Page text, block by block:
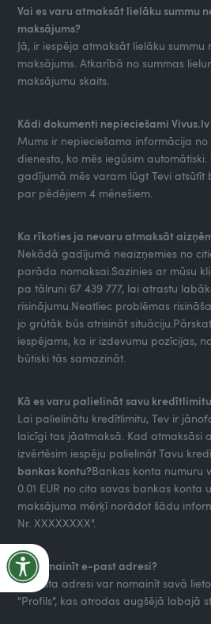
Vai es varu atmaksāt lielāku summu
maksājums?
Jā, ir iespēja atmaksāt lielāku
maksājums. Atkarībā no summas
maksājumu skaits.
Kādi dokumenti nepieciešami
Mums ir nepieciešama informācija no
dienesta, ko mēs iegūsim
gadījumā mēs varam lūgt Tevi atsūtīt
par pēdējiem 4 mēnešiem.
Ka rīkoties ja nevaru atmaksāt
Nekādā gadījumā neaizņemies no
parāda nomaksai.Sazinies ar mūsu
pa tālruni 67 439 777, lai atrastu
risinājumu.Neatliec problēmas
jo grūtāk būs atrisināt
iespējams, ka ir izdevumu pozīcijas,
būtiski tās samazināt.
Kā es varu palielināt savu
Lai palielinātu kredītlimitu, Tev ir
laicīgi tas jāatmaksā. Kad atmaksāsi
izvērtēsim iespēju palielināt Tavu
bankas kontu?Bankas konta numuru
0.01 EUR no cita savas bankas konta
maksājuma mērķī norādot šādu
Nr. XXXXXXXX".
Ka nomainīt e-past adresi?
E-pasta adresi var nomainīt savā
"Profils", kas atrodas augšējā labajā